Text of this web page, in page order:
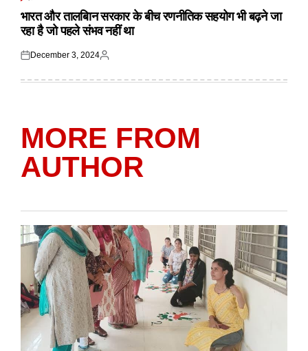
POSTED
भारत और तालबिान सरकार के बीच रणनीतिक सहयोग भी बढ़ने जा
रहा है जो पहले संभव नहीं था
Posted
December 3, 2024
Posted
MORE FROM
AUTHOR